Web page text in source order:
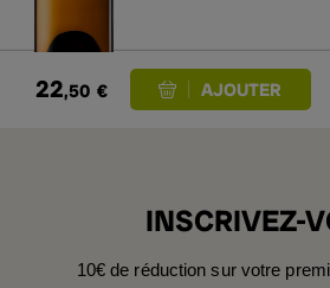
22,50 €
INSCRIVEZ-
10€ de réduction sur votre